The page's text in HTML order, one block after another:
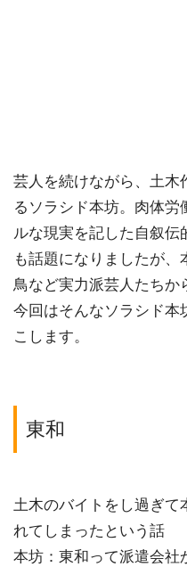
芸人を続けながら、土木
るソラシド本坊。肉体
ルな現実を記した自叙伝
も話題になりましたが
鳥など実力派芸人たちか
今回はそんなソラシド本
こします。
東和
土木のバイトをし過ぎて
れてしまったという話
本坊：東和って派遣会社